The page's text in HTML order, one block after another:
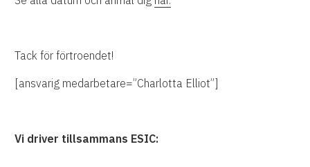
Tack för förtroendet!
[ansvarig medarbetare=”Charlotta Elliot”]
Vi driver tillsammans ESIC: